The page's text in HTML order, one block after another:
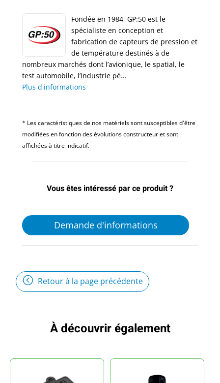
Fondée en 1984, GP:50 est le
spécialiste en conception et
fabrication de capteurs de pression et
de température destinés à de
nombreux marchés dont l’avionique, le spatial, le
test automobile, l’industrie pé...
Plus d'informations
* Les caractéristiques de nos matériels sont susceptibles d'être
modifiées en fonction des évolutions constructeur et sont
affichées à titre indicatif.
Vous êtes intéressé par ce produit ?
Demande d'informations
Retour à la page précédente
À découvrir également